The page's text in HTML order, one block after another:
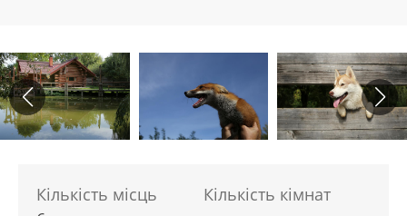
Кількість місць
Кількість кімнат